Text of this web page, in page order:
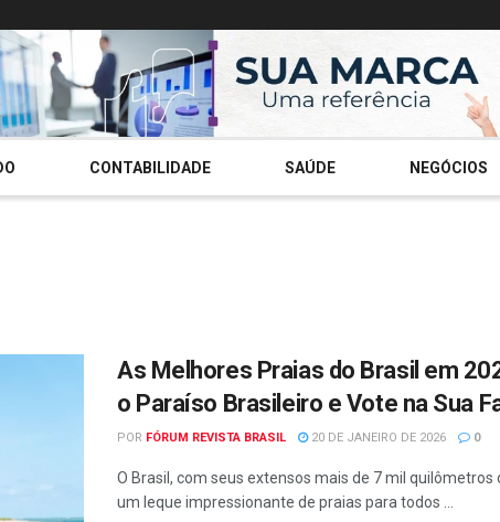
CONTABILIDADE SAÚDE NEGÓCIOS
As Melhores Praias do Brasil em
o Paraíso Brasileiro e Vote na Sua
POR FÓRUM REVISTA BRASIL 20 DE JANEIRO DE 2026 0
O Brasil, com seus extensos mais de 7 mil quilômetros
um leque impressionante de praias para todos ...